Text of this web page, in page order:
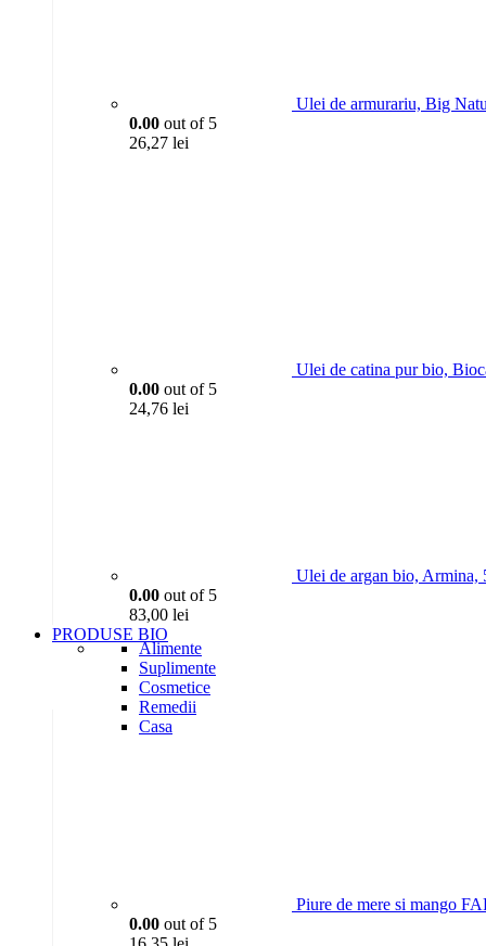
Ulei de armurariu, Big
0.00 out of 5
26,27 lei
Ulei de catina pur bio,
0.00 out of 5
24,76 lei
Ulei de argan bio, Armina,
0.00 out of 5
83,00 lei
PRODUSE BIO
Alimente
Suplimente
Cosmetice
Remedii
Casa
Piure de mere si mango
0.00 out of 5